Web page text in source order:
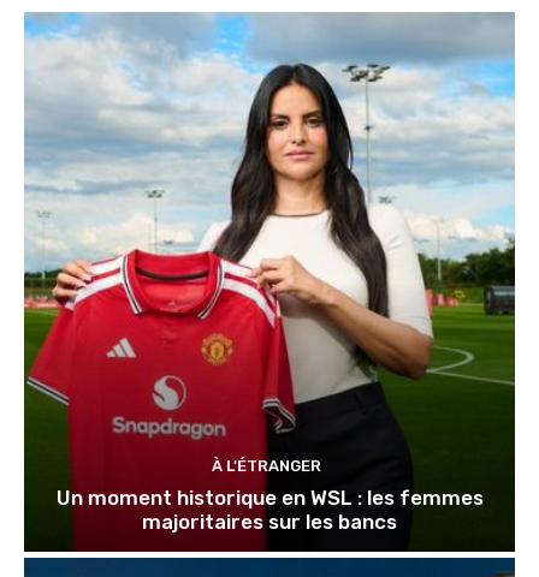
À L'ÉTRANGER
Un moment historique en WSL : les femmes
majoritaires sur les bancs